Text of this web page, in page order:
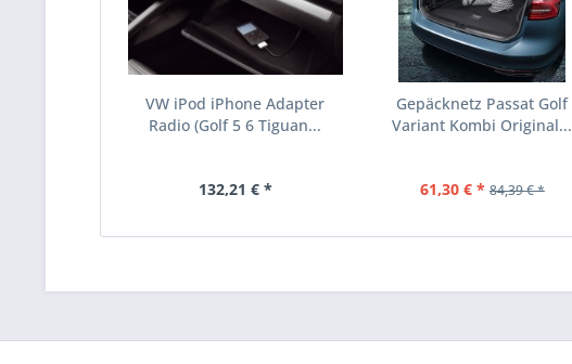
VW iPod iPhone Adapter
Radio (Golf 5 6 Tiguan...
132,21 € *
Gepäcknetz Passat Golf
Variant Kombi Original...
61,30 € * 84,39 € *